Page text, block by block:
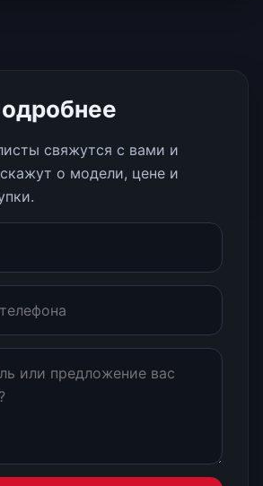
свяжутся с вами и
о модели, цене и